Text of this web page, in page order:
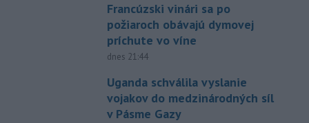
Francúzski vinári sa po
požiaroch obávajú dymovej
príchute vo víne
dnes 21:44
Uganda schválila vyslanie
vojakov do medzinárodných síl
v Pásme Gazy